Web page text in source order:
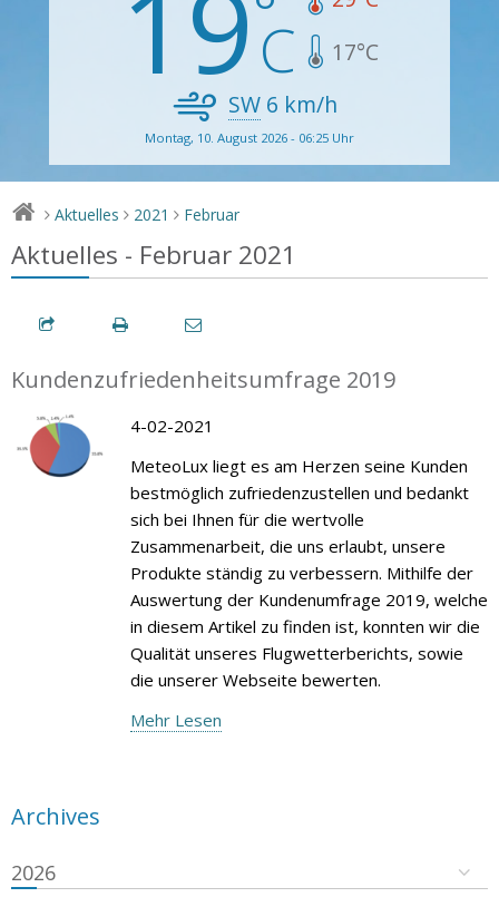
17°C
SW 6 km/h
Montag, 10. August 2026 - 06:25 Uhr
> Aktuelles > 2021 > Februar
Aktuelles - Februar 2021
Kundenzufriedenheitsumfrage 2019
4-02-2021
MeteoLux liegt es am Herzen seine Kunden
bestmöglich zufriedenzustellen und bedankt
sich bei Ihnen für die wertvolle
Zusammenarbeit, die uns erlaubt, unsere
Produkte ständig zu verbessern. Mithilfe der
Auswertung der Kundenumfrage 2019, welche
in diesem Artikel zu finden ist, konnten wir die
Qualität unseres Flugwetterberichts, sowie
die unserer Webseite bewerten.
Mehr Lesen
Archives
2026